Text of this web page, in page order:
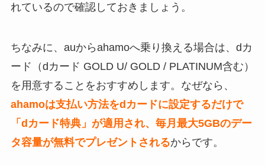
れているので確認しておきましょう。
ちなみに、auからahamoへ乗り換える場合は、dカ
ード（dカード GOLD U/ GOLD / PLATINUM含む）
を用意することをおすすめします。なぜなら、
ahamoは支払い方法をdカードに設定するだけで
「dカード特典」が適用され、毎月最大5GBのデー
タ容量が無料でプレゼントされるからです。